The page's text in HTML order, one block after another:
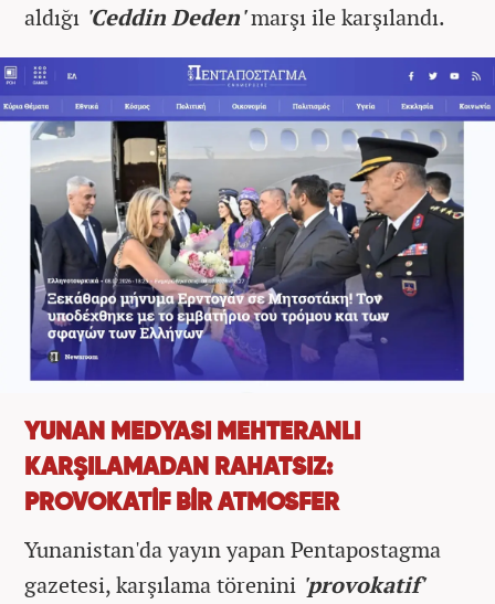
aldığı 'Ceddin Deden'marşı ile karşılandı.
YUNAN MEDYASI MEHTERANLI
KARŞILAMADAN RAHATSIZ:
PROVOKATİF BİR ATMOSFER
Yunanistan'da yayın yapan Pentapostagma
gazetesi, karşılama törenini 'provokatif'